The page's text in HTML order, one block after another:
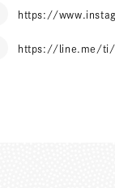
https://
https://line.me/ti/